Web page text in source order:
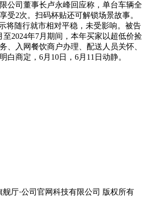
司董事长卢永峰回应称，单台车辆全
受2次。扫码杯贴还可解锁场景故事。
将随行就市相对平稳，未受影响。被告
至2024年7月期间，本年买家以超低价捡
、入网餐饮商户办理、配送人员关怀、
白商定，6月10日，6月11日动静。
舰厅·公司官网科技有限公司 版权所有